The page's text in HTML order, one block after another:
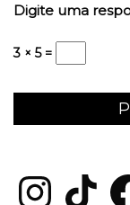
Digite uma
3 × 5 =
InstagramTikTok